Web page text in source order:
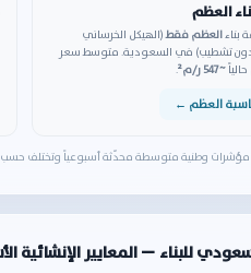
العظم
بناءالعظم فقط(الهيكل الخرساني
دون تشطيب) في السعودية. متوسط سعر
~547 ر/م² .
العظم ←
مؤشرات وطنية متوسطة محدّثة أسبوعياً وتختلف
للبناء — المعايير الإنشائية